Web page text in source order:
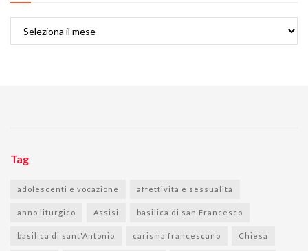
Tag
adolescenti e vocazione affettività e sessualità
anno liturgico Assisi basilica di san Francesco
basilica di sant'Antonio carisma francescano Chiesa